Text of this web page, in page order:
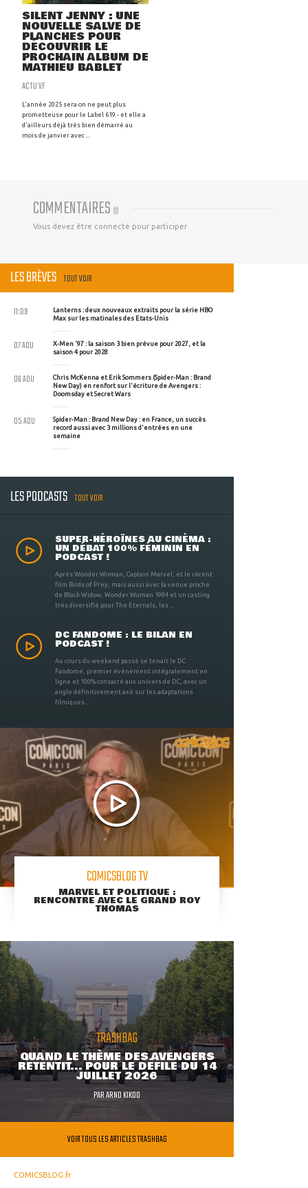
SILENT JENNY : UNE
NOUVELLE SALVE DE
PLANCHES POUR
DÉCOUVRIR LE
PROCHAIN ALBUM DE
MATHIEU BABLET
ACTU VF
L'année 2025 sera on ne peut plus
prometteuse pour le Label 619 - et elle a
d'ailleurs déjà très bien démarré au
mois de janvier avec ...
COMMENTAIRES (0)
Vous devez être connecté pour participer
LES BRÈVES TOUT VOIR
Lanterns : deux nouveaux extraits pour la série HBO
Max sur les matinales des Etats-Unis
11:09
X-Men '97 : la saison 3 bien prévue pour 2027, et la
saison 4 pour 2028
07 AOU
Chris McKenna et Erik Sommers (Spider-Man : Brand
New Day) en renfort sur l'écriture de Avengers :
Doomsday et Secret Wars
06 AOU
Spider-Man : Brand New Day : en France, un succès
record aussi avec 3 millions d'entrées en une
semaine
05 AOU
LES PODCASTS TOUT VOIR
SUPER-HÉROÏNES AU CINÉMA :
UN DÉBAT 100% FÉMININ EN
PODCAST !
Après Wonder Woman, Captain Marvel, et le récent
film Birds of Prey, mais aussi avec la venue proche
de Black Widow, Wonder Woman 1984 et un casting
très diversifié pour The Eternals, les ...
DC FANDOME : LE BILAN EN
PODCAST !
Au cours du weekend passé se tenait le DC
Fandome, premier évènement intégralement en
ligne et 100% consacré aux univers de DC, avec un
angle définitivement axé sur les adaptations
filmiques ...
COMICSBLOG TV
MARVEL ET POLITIQUE :
RENCONTRE AVEC LE GRAND ROY
THOMAS
TRASHBAG
QUAND LE THÈME DES AVENGERS
RETENTIT... POUR LE DÉFILÉ DU 14
JUILLET 2026
PARARNO KIKOO
VOIR TOUS LES ARTICLES TRASHBAG
COMICSBLOG.fr